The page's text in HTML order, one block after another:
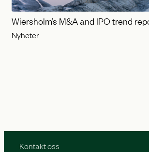
Wiersholm’s M&A and IPO trend
Nyheter
Kontakt oss